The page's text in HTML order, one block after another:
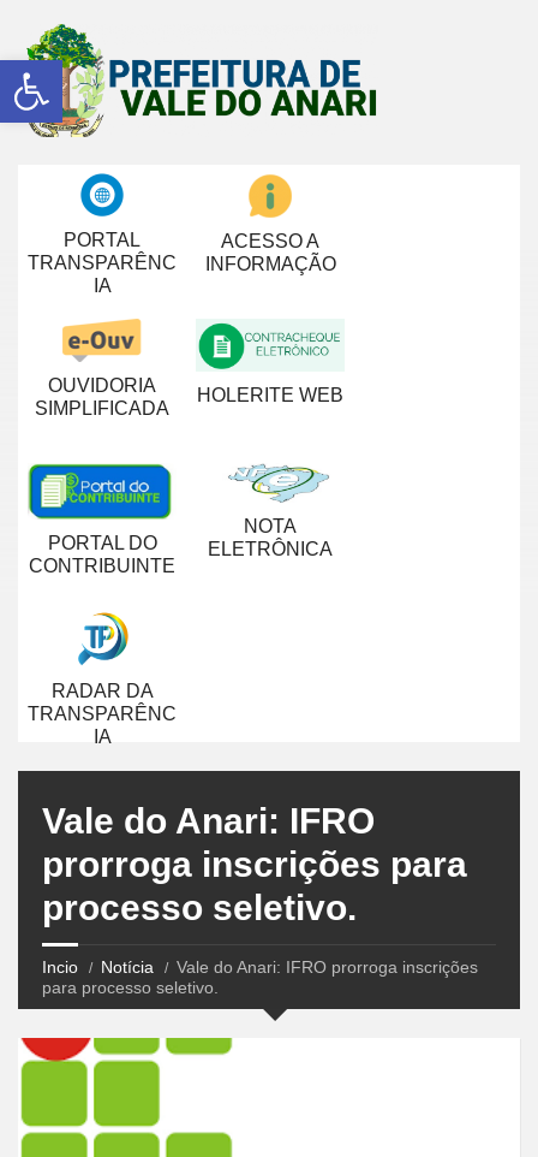
Abrir a barra de ferramentas
PORTAL
TRANSPARÊNC
IA
ACESSO A
INFORMAÇÃO
OUVIDORIA
SIMPLIFICADA
HOLERITE WEB
PORTAL DO
CONTRIBUINTE
NOTA
ELETRÔNICA
RADAR DA
TRANSPARÊNC
IA
Vale do Anari: IFRO
prorroga inscrições para
processo seletivo.
Incio Notícia
Vale do Anari: IFRO prorroga inscrições
para processo seletivo.